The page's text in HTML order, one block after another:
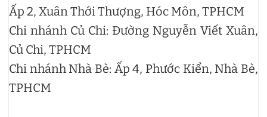
Ấp 2, Xuân Thới Thượng, Hóc Môn, TPHCM
Chi nhánh Củ Chi: Đường Nguyễn Viết Xuân,
Củ Chi, TPHCM
Chi nhánh Nhà Bè: Ấp 4, Phước Kiển, Nhà Bè,
TPHCM